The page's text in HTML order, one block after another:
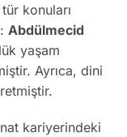
konuları
Abdülmecid
yaşam
Ayrıca, dini
kariyerindeki